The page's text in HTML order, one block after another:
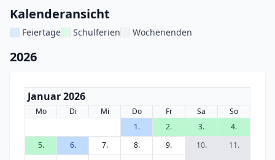
Kalenderansicht
Feiertage Schulferien Wochenenden
2026
Januar 2026
Mo Di Mi Do Fr Sa
So
1.
2. 3.
4.
5.
6. 7. 8. 9. 10.
11.